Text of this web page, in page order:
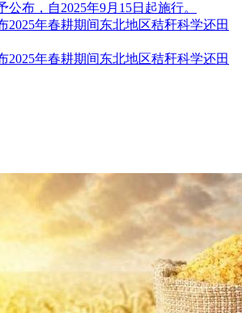
公布，自2025年9月15日起施行。
2025年春耕期间东北地区秸秆科学还田
2025年春耕期间东北地区秸秆科学还田